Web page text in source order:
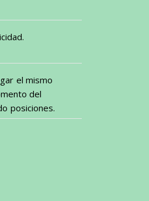
el mismo
del
posiciones.